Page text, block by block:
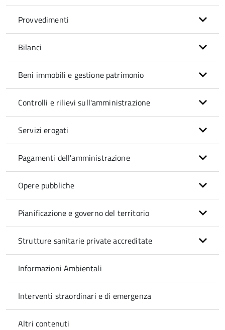
Provvedimenti
Bilanci
Beni immobili e gestione patrimonio
Controlli e rilievi sull'amministrazione
Servizi erogati
Pagamenti dell'amministrazione
Opere pubbliche
Pianificazione e governo del territorio
Strutture sanitarie private accreditate
Informazioni Ambientali
Interventi straordinari e di emergenza
Altri contenuti